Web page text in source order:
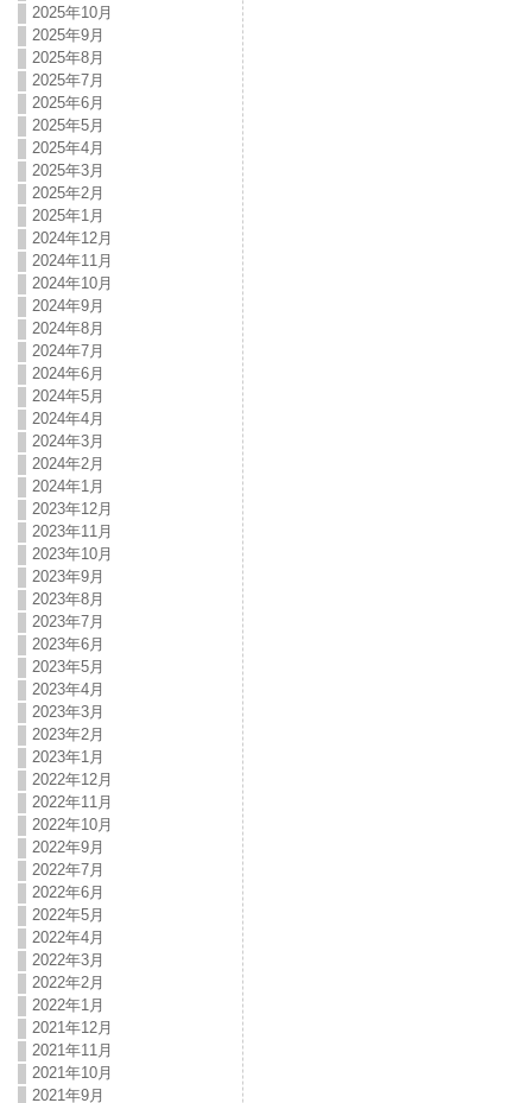
2025年10月
2025年9月
2025年8月
2025年7月
2025年6月
2025年5月
2025年4月
2025年3月
2025年2月
2025年1月
2024年12月
2024年11月
2024年10月
2024年9月
2024年8月
2024年7月
2024年6月
2024年5月
2024年4月
2024年3月
2024年2月
2024年1月
2023年12月
2023年11月
2023年10月
2023年9月
2023年8月
2023年7月
2023年6月
2023年5月
2023年4月
2023年3月
2023年2月
2023年1月
2022年12月
2022年11月
2022年10月
2022年9月
2022年7月
2022年6月
2022年5月
2022年4月
2022年3月
2022年2月
2022年1月
2021年12月
2021年11月
2021年10月
2021年9月